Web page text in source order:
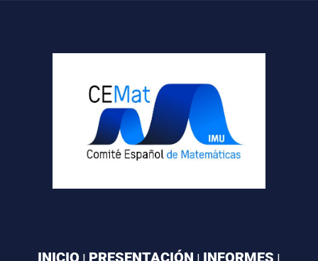
INICIO PRESENTACIÓN INFORMES